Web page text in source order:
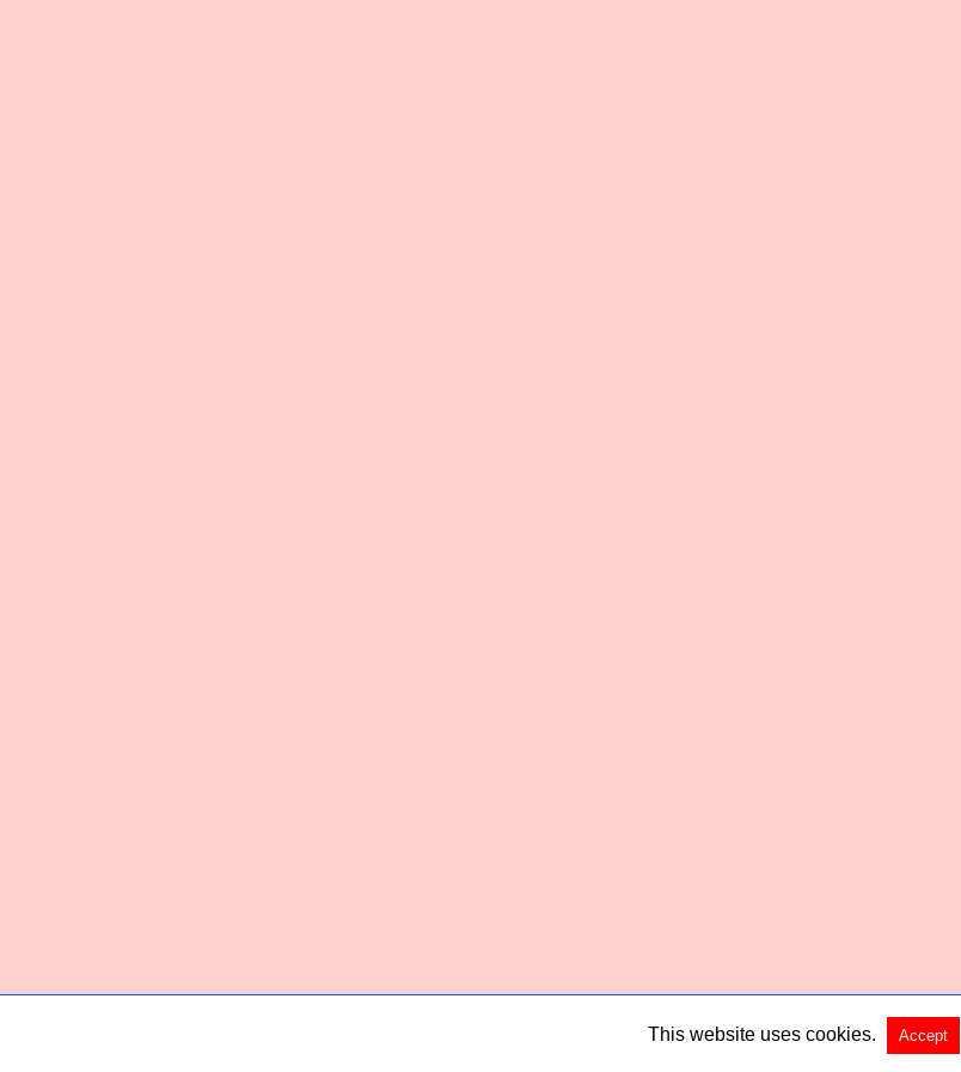
Copyright @ 2026 Habered All Rights Reserved
This website uses cookies. Accept